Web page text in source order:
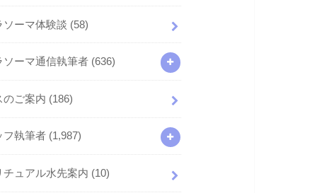
ソーマ体験談 (58)
ソーマ通信執筆者 (636)
のご案内 (186)
フ執筆者 (1,987)
チュアル水先案内 (10)